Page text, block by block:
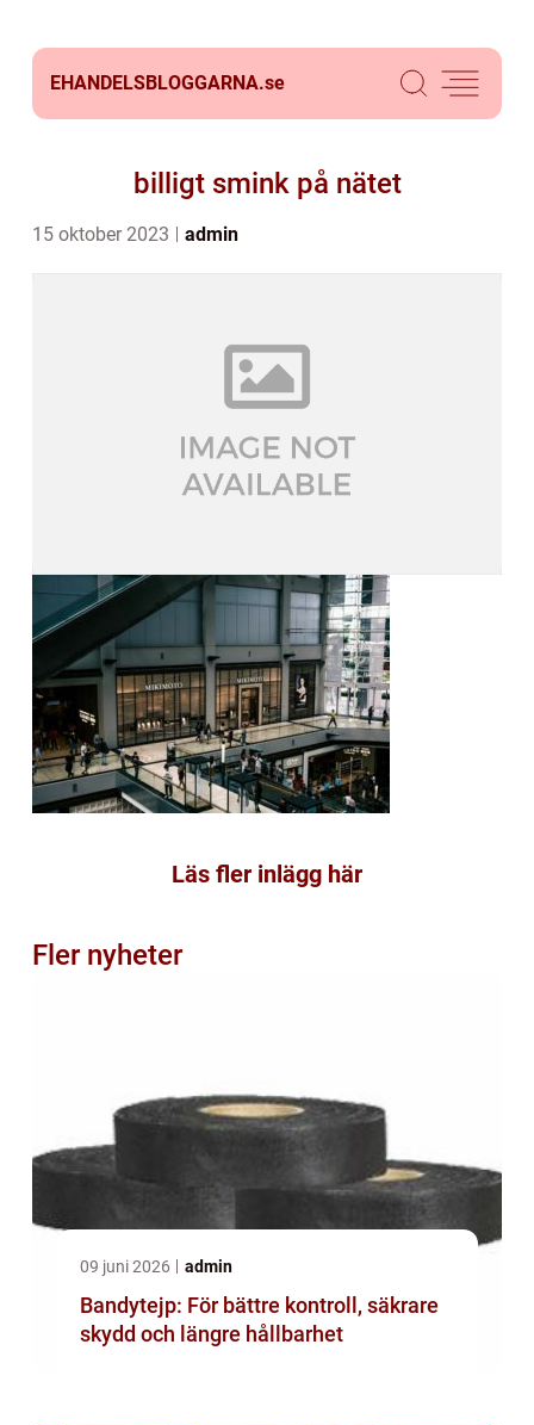
EHANDELSBLOGGARNA.se
billigt smink på nätet
15 oktober 2023 admin
Läs fler inlägg här
Fler nyheter
09 juni 2026 admin
Bandytejp: För bättre kontroll, säkrare
skydd och längre hållbarhet